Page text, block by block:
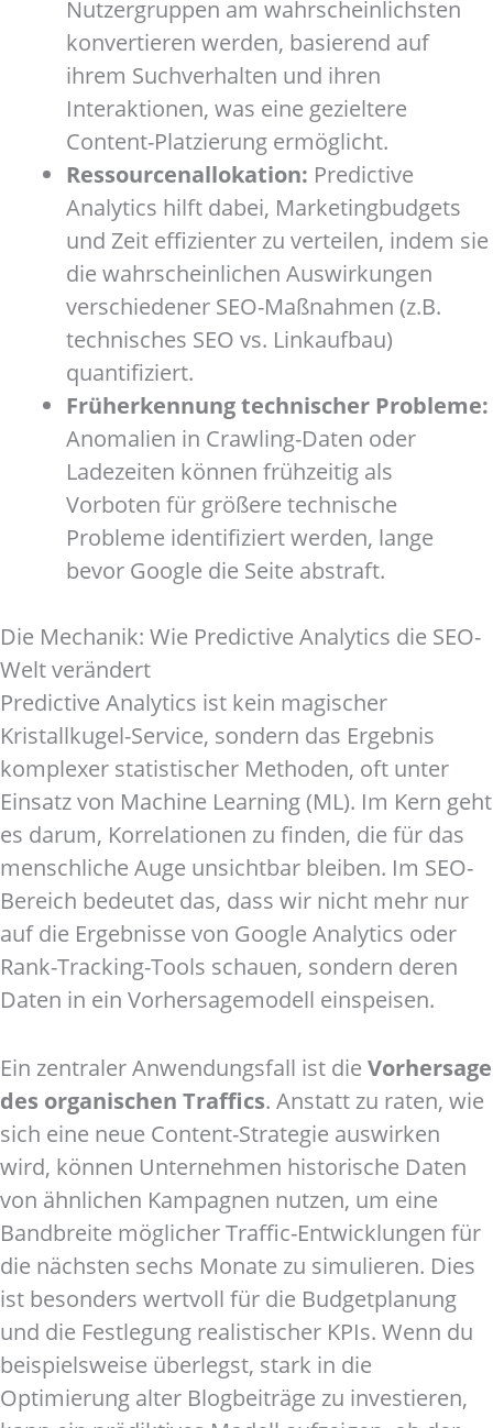
Nutzergruppen am wahrscheinlichsten
konvertieren werden, basierend auf
ihrem Suchverhalten und ihren
Interaktionen, was eine gezieltere
Content-Platzierung ermöglicht.
Ressourcenallokation: Predictive
Analytics hilft dabei, Marketingbudgets
und Zeit effizienter zu verteilen, indem sie
die wahrscheinlichen Auswirkungen
verschiedener SEO-Maßnahmen (z.B.
technisches SEO vs. Linkaufbau)
quantifiziert.
Früherkennung technischer Probleme:
Anomalien in Crawling-Daten oder
Ladezeiten können frühzeitig als
Vorboten für größere technische
Probleme identifiziert werden, lange
bevor Google die Seite abstraft.
Die Mechanik: Wie Predictive Analytics die SEO-
Welt verändert
Predictive Analytics ist kein magischer
Kristallkugel-Service, sondern das Ergebnis
komplexer statistischer Methoden, oft unter
Einsatz von Machine Learning (ML). Im Kern geht
es darum, Korrelationen zu finden, die für das
menschliche Auge unsichtbar bleiben. Im SEO-
Bereich bedeutet das, dass wir nicht mehr nur
auf die Ergebnisse von Google Analytics oder
Rank-Tracking-Tools schauen, sondern deren
Daten in ein Vorhersagemodell einspeisen.
Ein zentraler Anwendungsfall ist die Vorhersage
des organischen Traffics. Anstatt zu raten, wie
sich eine neue Content-Strategie auswirken
wird, können Unternehmen historische Daten
von ähnlichen Kampagnen nutzen, um eine
Bandbreite möglicher Traffic-Entwicklungen für
die nächsten sechs Monate zu simulieren. Dies
ist besonders wertvoll für die Budgetplanung
und die Festlegung realistischer KPIs. Wenn du
beispielsweise überlegst, stark in die
Optimierung alter Blogbeiträge zu investieren,